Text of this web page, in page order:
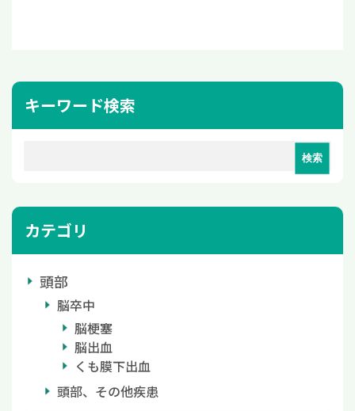
キーワード検索
カテゴリ
頭部
脳卒中
脳梗塞
脳出血
くも膜下出血
頭部、その他疾患